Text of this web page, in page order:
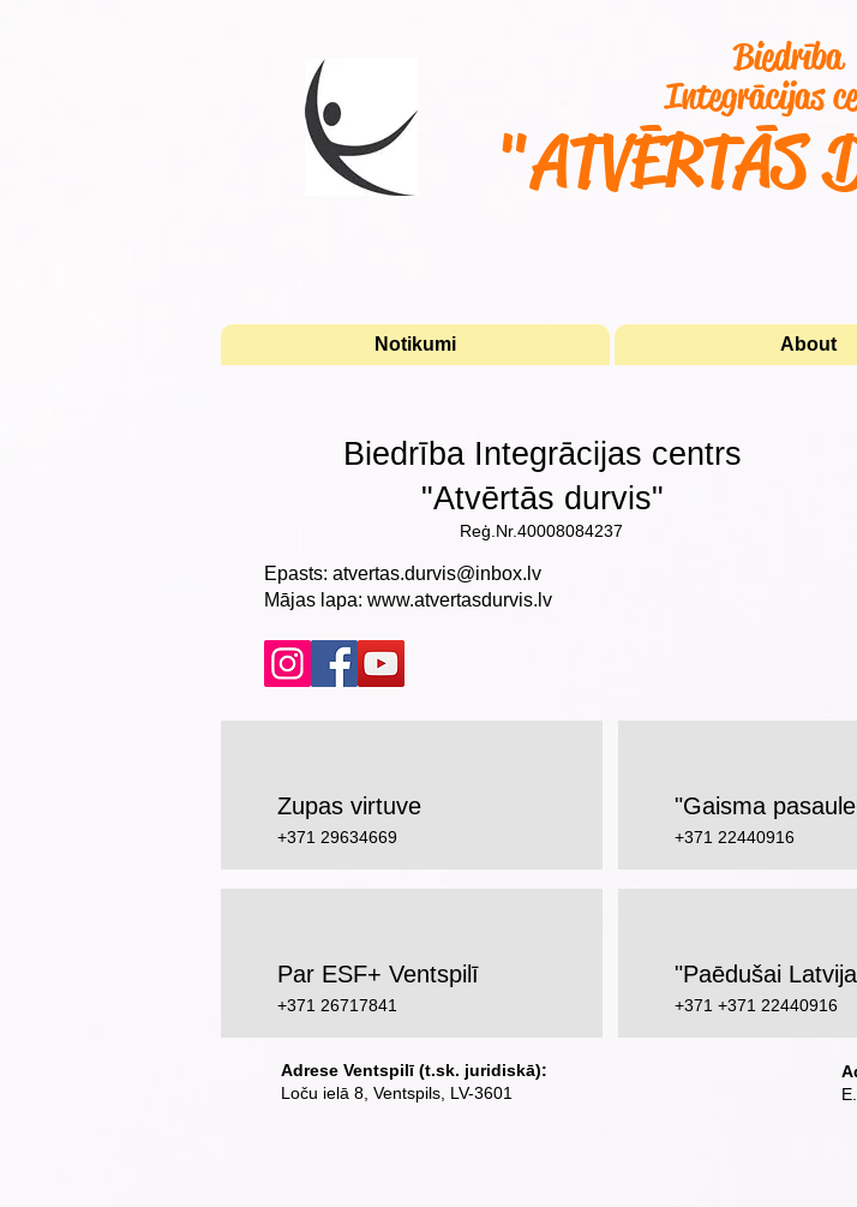
Biedrība
Integrācijas
"ATVĒRTĀS
Notikumi About
Biedrība Integrācijas centrs
"Atvērtās durvis"
Reģ.Nr.40008084237
Epasts: atvertas.durvis@inbox.lv
​Mājas lapa: www.atvertasdurvis.lv
Zupas virtuve
+371 29634669
Par ESF+ Ventspilī
+371 26717841
"Gaisma
+371 22440916
"Paēdušai
+371 +371 22440916
Adrese Ventspilī (t.sk. juridiskā):
Loču ielā 8, Ventspils, LV-3601